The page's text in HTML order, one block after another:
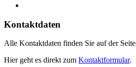
Kontaktdaten
Alle Kontaktdaten finden Sie auf der Seite
Hier geht es direkt zum Kontaktformular.